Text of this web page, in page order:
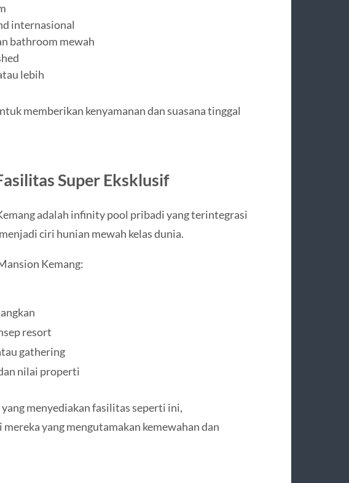
internasional
bathroom mewah
lebih
memberikan kenyamanan dan suasana tinggal
Super Eksklusif
adalah infinity pool pribadi yang terintegrasi
ciri hunian mewah kelas dunia.
Kemang:
resort
gathering
nilai properti
menyediakan fasilitas seperti ini,
yang mengutamakan kemewahan dan